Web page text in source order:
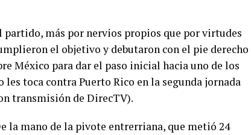
más por nervios propios que por virtudes
el objetivo y debutaron con el pie derecho
México para dar el paso inicial hacia uno de los
toca contra Puerto Rico en la segunda jornada
transmisión de DirecTV).
la mano de la pivote entrerriana, que metió 24